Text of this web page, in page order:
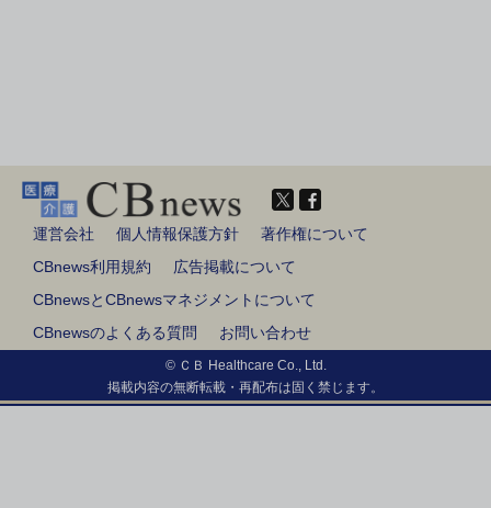
運営会社 個人情報保護方針
著作権について
CBnews利用規約
広告掲載について
CBnewsとCBnewsマネジメントについて
CBnewsのよくある質問
お問い合わせ
© ＣＢ Healthcare Co., Ltd.
掲載内容の無断転載・再配布は固く禁じます。